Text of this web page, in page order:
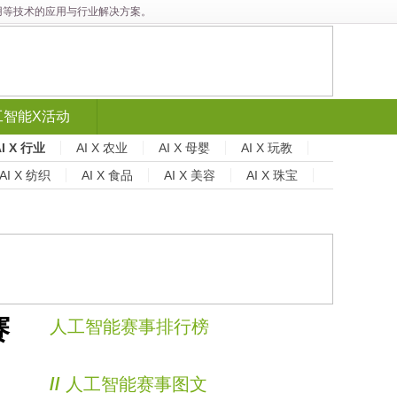
技术的应用与行业解决方案。
智能X活动
X 行业 AI X 农业 AI X 母婴
AI X 玩教
AI X 纺织 AI X 食品 AI X 美容 AI X 珠宝
人工智能赛事排行榜
// 人工智能赛事图文